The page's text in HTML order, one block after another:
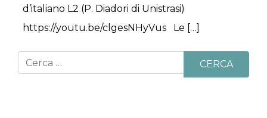
d’italiano L2 (P. Diadori di Unistrasi)
https://youtu.be/clgesNHyVus Le […]
Cerca